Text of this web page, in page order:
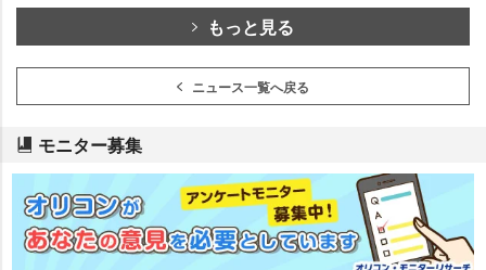
もっと見る
ニュース一覧へ戻る
モニター募集